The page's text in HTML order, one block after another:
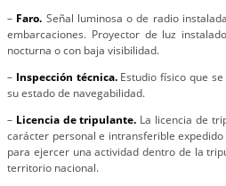
– Faro. Señal luminosa o de radio
embarcaciones. Proyector de luz
nocturna o con baja visibilidad.
– Inspección técnica. Estudio físico que
su estado de navegabilidad.
– Licencia de tripulante. La licencia de
carácter personal e intransferible
para ejercer una actividad dentro de la
territorio nacional.